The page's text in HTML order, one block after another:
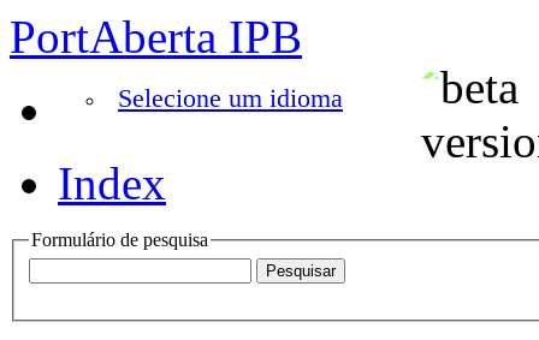
PortAberta IPB
Selecione um idioma
Index
Formulário de pesquisa